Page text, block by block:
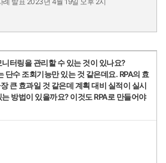
터링을 관리할 수 있는 것이 있나요?
수 조회기능만 있는 것 같은데요. RPA의 효
큰 효과일 것 같은데 계획 대비 실적이 실시
방법이 있을까요? 이것도 RPA로 만들어야